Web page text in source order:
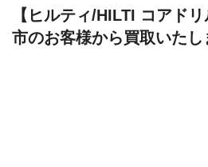
【ヒルティ/HILTI コアド
市のお客様から買取いたし